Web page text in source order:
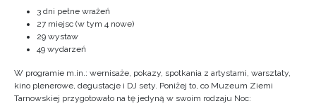
3 dni pełne wrażeń
27 miejsc (w tym 4 nowe)
29 wystaw
49 wydarzeń
W programie m.in.: wernisaże, pokazy, spotkania z artystami, warsztaty,
kino plenerowe, degustacje i DJ sety. Poniżej to, co Muzeum Ziemi
Tarnowskiej przygotowało na tę jedyną w swoim rodzaju Noc: